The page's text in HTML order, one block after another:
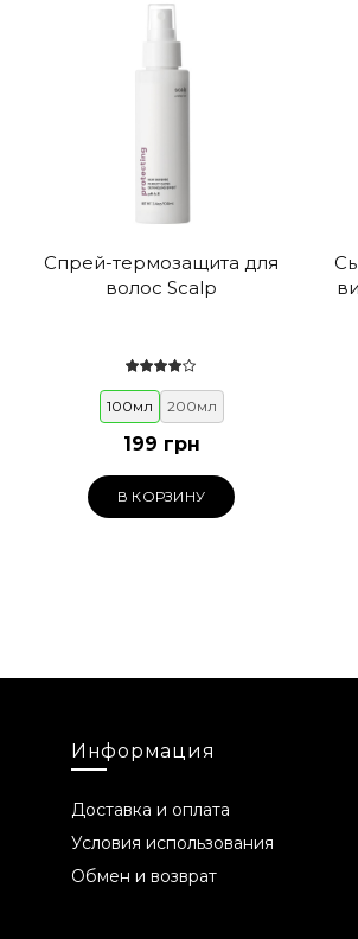
Спрей-термозащита для
волос Scalp
100мл 200мл
199 грн
В КОРЗИНУ
Информация
Доставка и оплата
Условия использования
Обмен и возврат